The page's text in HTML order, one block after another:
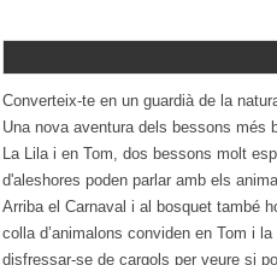
Converteix-te en un guardià de la
Una nova aventura dels bessons més
La Lila i en Tom, dos bessons molt
d'aleshores poden parlar amb els
Arriba el Carnaval i al bosquet també
colla d’animalons conviden en Tom i
disfressar-se de cargols per veure si